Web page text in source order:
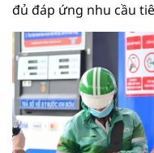
đủ đáp ứng nhu cầu